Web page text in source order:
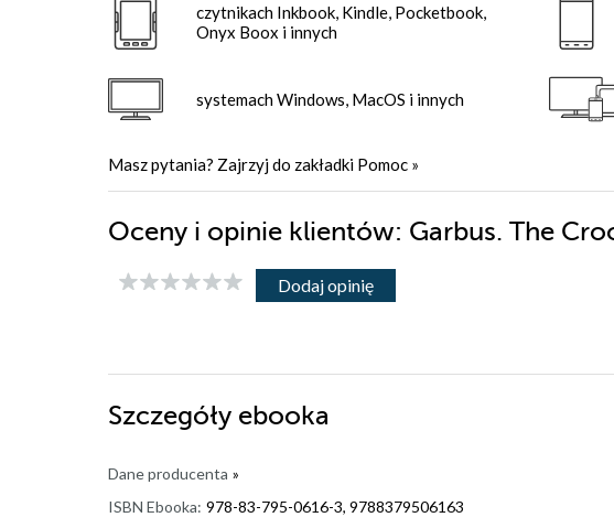
czytnikach Inkbook, Kindle, Pocketbook,
Onyx Boox i innych
systemach Windows, MacOS i innych
Masz pytania? Zajrzyj do zakładki Pomoc »
Oceny i opinie klientów: Garbus. The
Dodaj opinię
Szczegóły ebooka
Dane producenta »
ISBN Ebooka: 978-83-795-0616-3, 9788379506163